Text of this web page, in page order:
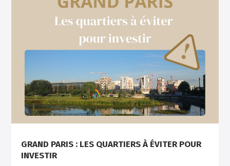
GRAND PARIS : LES QUARTIERS À ÉVITER POUR
INVESTIR